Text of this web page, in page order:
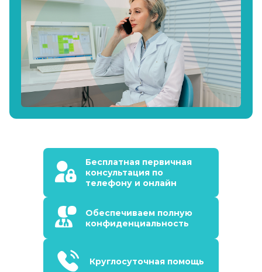
Бесплатная первичная
консультация по
телефону и онлайн
Обеспечиваем полную
конфиденциальность
Круглосуточная помощь